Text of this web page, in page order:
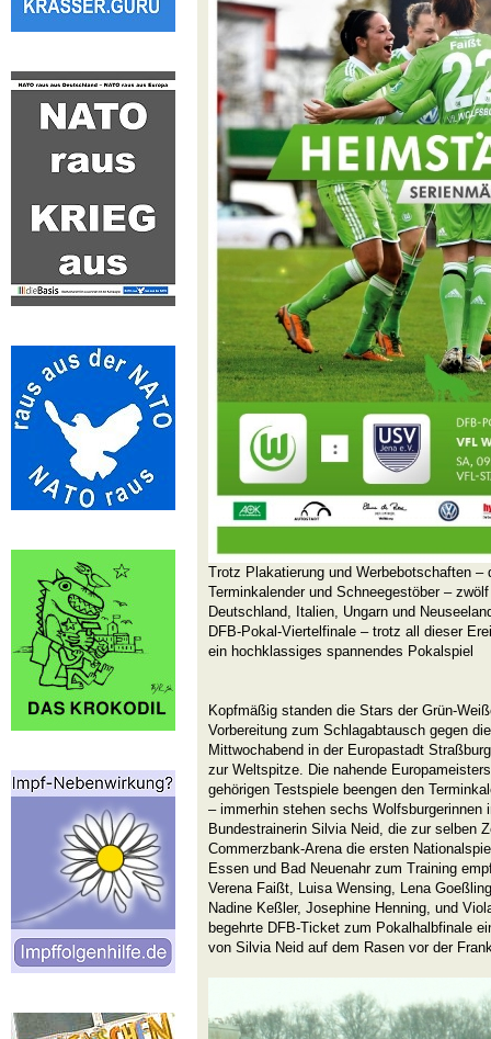
Trotz Plakatierung und Werbebotschaften –
Terminkalender und Schneegestöber –
Deutschland, Italien, Ungarn und
DFB-Pokal-Viertelfinale – trotz all dieser
ein hochklassiges spannendes Pokalspiel
Kopfmäßig standen die Stars der Grün-
Vorbereitung zum Schlagabtausch gegen
Mittwochabend in der Europastadt
zur Weltspitze. Die nahende
gehörigen Testspiele beengen den
– immerhin stehen sechs Wolfsburgerinnen
Bundestrainerin Silvia Neid, die zur selben
Commerzbank-Arena die ersten
Essen und Bad Neuenahr zum Training
Verena Faißt, Luisa Wensing, Lena
Nadine Keßler, Josephine Henning, und
begehrte DFB-Ticket zum Pokalhalbfinale
von Silvia Neid auf dem Rasen vor der